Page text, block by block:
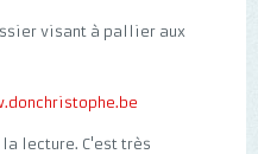
visant à pallier aux
lecture. C'est très